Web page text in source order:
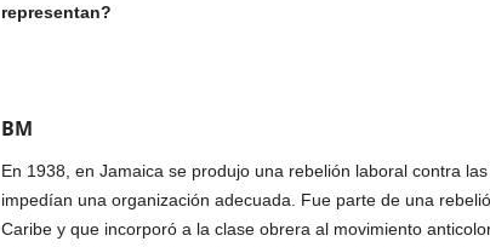
representan?
BM
En 1938, en Jamaica se produjo una rebelión laboral contra
impedían una organización adecuada. Fue parte de una
Caribe y que incorporó a la clase obrera al movimiento